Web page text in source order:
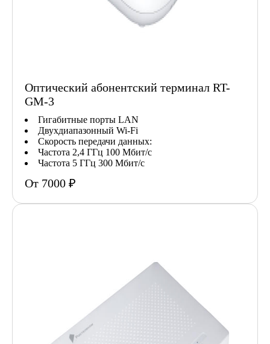
Оптический абонентский терминал RT-
GM-3
Гигабитные порты LAN
Двухдиапазонный Wi-Fi
Скорость передачи данных:
Частота 2,4 ГГц 100 Мбит/с
Частота 5 ГГц 300 Мбит/с
От 7000 ₽